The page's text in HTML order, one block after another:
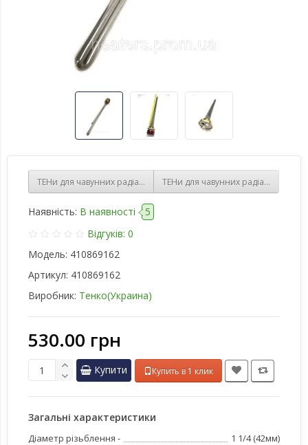
ТЕНи для чавунних радіаторів 2000 w з терморегулятором, з
ТЕНи для чавунних радіаторів
Наявність: В наявності
5
Відгуків: 0
Модель: 410869162
Артикул: 410869162
Виробник: Тенко(Украина)
530.00 грн
Купити Купить в 1 клик
Загальні характеристики
Діаметр різьблення -
1 1/4 (42мм)